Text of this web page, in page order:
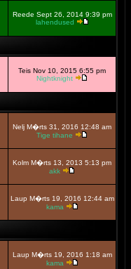
Reede Sept 26, 2014 9:39 pm
lahendused
Teis Nov 10, 2015 6:55 pm
Nightknight
Nelj M�rts 31, 2016 12:48 am
Tige tihane
Kolm M�rts 13, 2013 5:13 pm
akk
Laup M�rts 19, 2016 12:44 am
kama
Laup M�rts 19, 2016 1:18 am
kama